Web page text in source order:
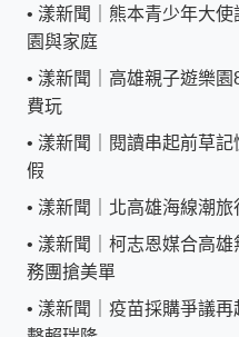
• 漾新聞｜熊本青少年大
園與家庭
• 漾新聞｜高雄親子遊樂
費玩
• 漾新聞｜閱讀串起前草
假
• 漾新聞｜北高雄海線潮
• 漾新聞｜柯志恩媒合高
務團搶美單
• 漾新聞｜疫苗採購爭議